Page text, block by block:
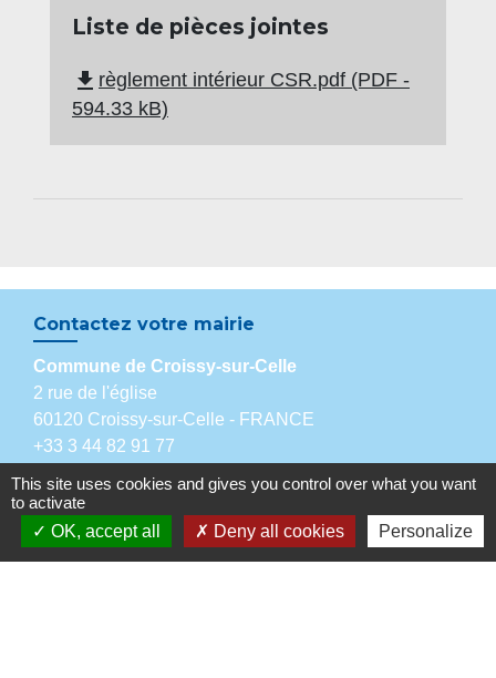
Liste de pièces jointes
file_download règlement intérieur CSR.pdf (PDF -
594.33 kB)
Contactez votre mairie
Commune de Croissy-sur-Celle
2 rue de l'église
60120 Croissy-sur-Celle - FRANCE
+33 3 44 82 91 77
Horaires d'ouverture au public
- le mardi de 18h à 19h
This site uses cookies and gives you control over what you want
to activate
OK, accept all
Deny all cookies Personalize